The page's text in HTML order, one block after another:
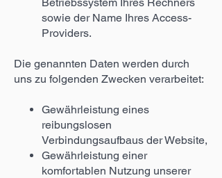
sowie der Name Ihres Access-
Providers.
Die genannten Daten werden durch
uns zu folgenden Zwecken verarbeitet:
Gewährleistung eines
reibungslosen
Verbindungsaufbaus der Website,
Gewährleistung einer
komfortablen Nutzung unserer